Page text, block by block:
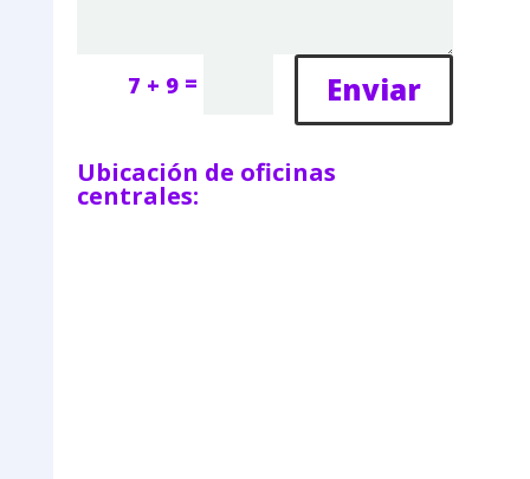
7 + 9 = Enviar
Ubicación de oficinas
centrales: